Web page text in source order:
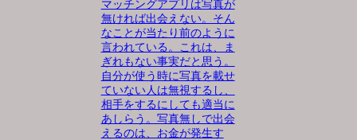
マッチングアプリは写真が
無ければ出会えない。そん
なことが当たり前のように
言われている。これは、ま
ぎれもない事実だと思う。
自分が使う時に写真を載せ
ていない人は無視するし、
相手をするにしても適当に
あしらう。写真無しで出会
えるのは、お金が発生す